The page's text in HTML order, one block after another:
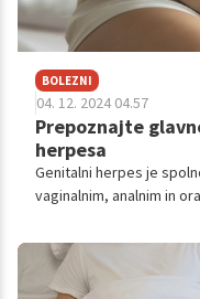
BOLEZNI
04. 12. 2024 04.57
Prepoznajte
herpesa
Genitalni herpes je
vaginalnim, analnim in